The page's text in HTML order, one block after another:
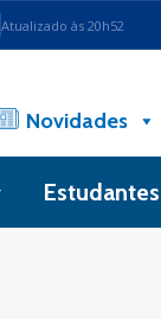
Atualizado às 20h52
Novidades
Estudantes